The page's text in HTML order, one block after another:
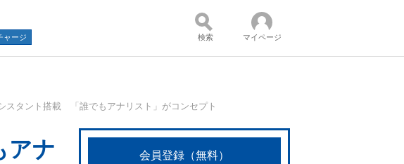
ャージ
コンテンツ：
並び順：
検索 マイページ
スタント搭載 「誰でもアナリスト」がコンセプト
アナ
会員登録（無料）